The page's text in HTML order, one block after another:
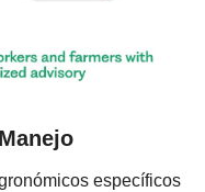
específicos